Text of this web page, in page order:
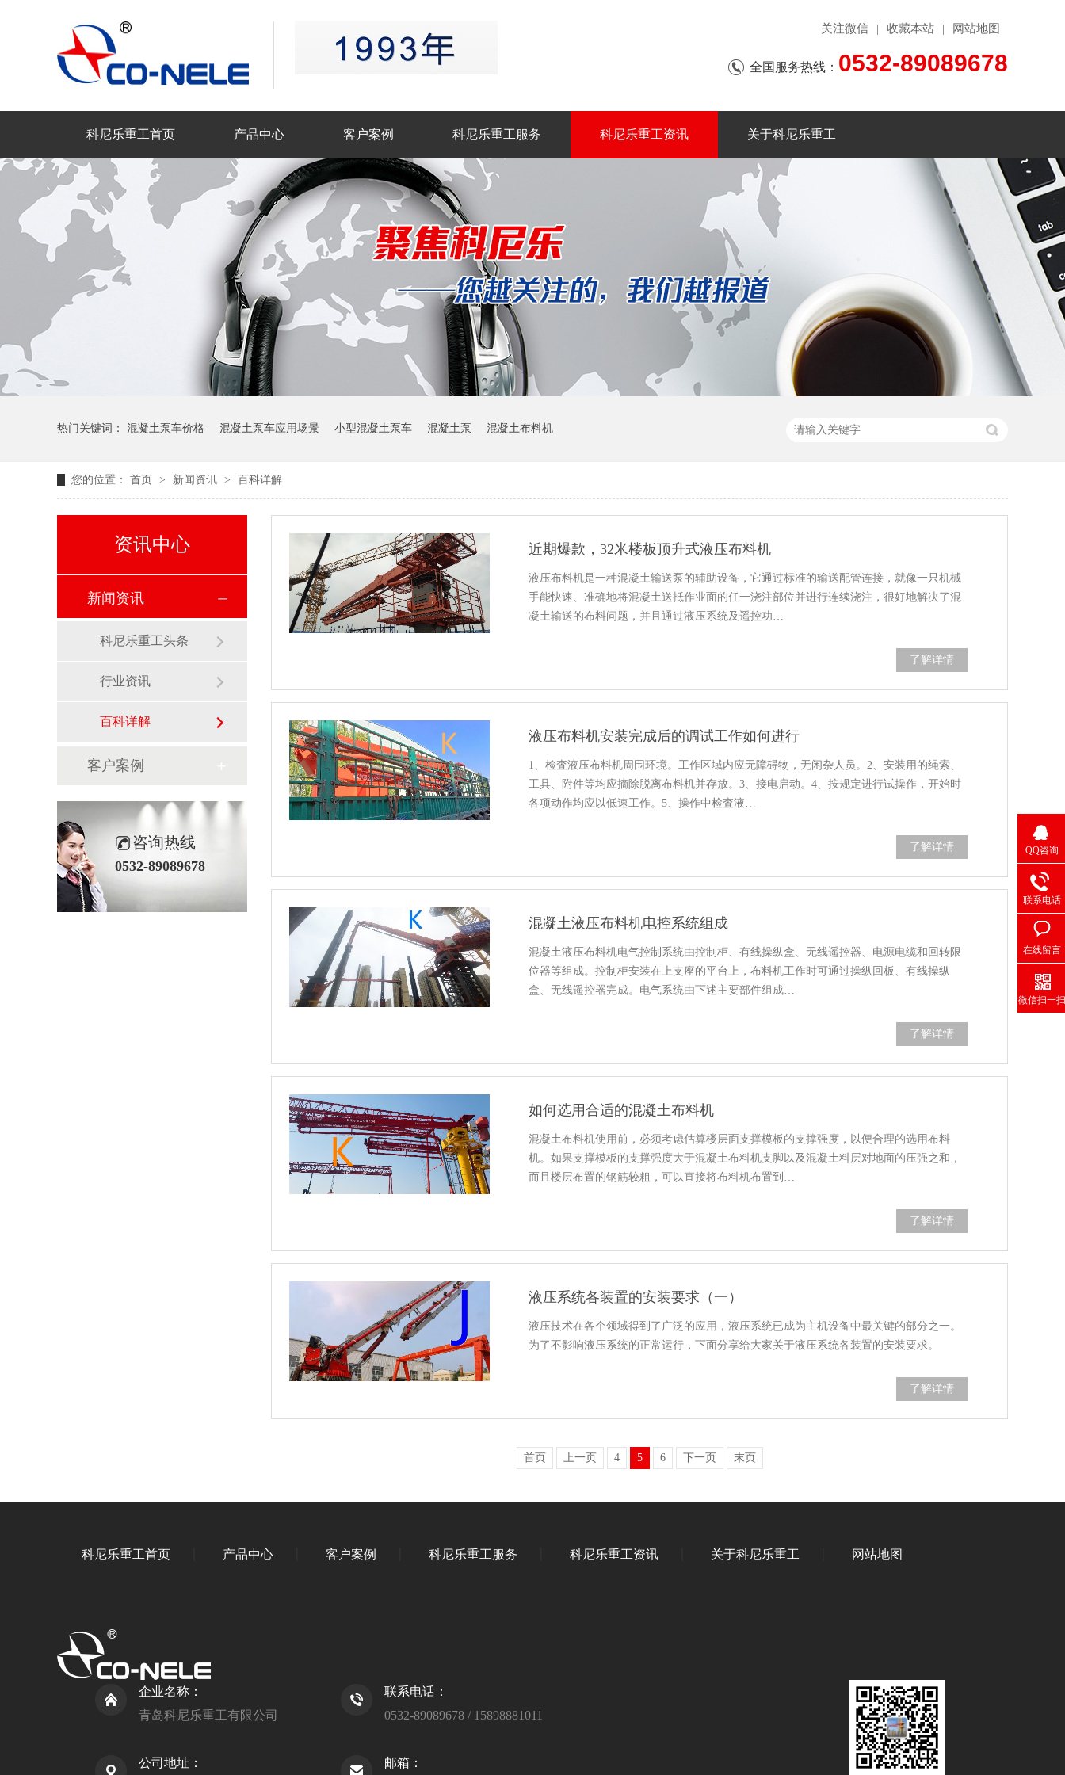
关注微信 收藏本站 网站地图
全国服务热线： 0532-89089678
科尼乐重工首页 产品中心 客户案例 科尼乐重工服务 科尼乐重工资讯 关于科尼乐重工
联系科尼乐重工
热门关键词： 混凝土泵车价格 混凝土泵车应用场景 小型混凝土泵车 混凝土泵 混凝土布料机
您的位置： 首页 > 新闻资讯 > 百科详解
近期爆款，32米楼板顶升式液压布料机
液压布料机是一种混凝土输送泵的辅助设备，它通过标准的输送配管连接，就像一只机械
手能快速、准确地将混凝土送抵作业面的任一浇注部位并进行连续浇注，很好地解决了混
凝土输送的布料问题，并且通过液压系统及遥控功…
了解详情
液压布料机安装完成后的调试工作如何进行
1、检査液压布料机周围环境。工作区域内应无障碍物，无闲杂人员。2、安装用的绳索、
工具、附件等均应摘除脱离布料机并存放。3、接电启动。4、按规定进行试操作，开始时
各项动作均应以低速工作。5、操作中检査液…
了解详情
混凝土液压布料机电控系统组成
混凝土液压布料机电气控制系统由控制柜、有线操纵盒、无线遥控器、电源电缆和回转限
位器等组成。控制柜安装在上支座的平台上，布料机工作时可通过操纵回板、有线操纵
盒、无线遥控器完成。电气系统由下述主要部件组成…
了解详情
如何选用合适的混凝土布料机
混凝土布料机使用前，必须考虑估算楼层面支撑模板的支撑强度，以便合理的选用布料
机。如果支撑模板的支撑强度大于混凝土布料机支脚以及混凝土料层对地面的压强之和，
而且楼层布置的钢筋较粗，可以直接将布料机布置到…
了解详情
液压系统各装置的安装要求（一）
液压技术在各个领域得到了广泛的应用，液压系统已成为主机设备中最关键的部分之一。
为了不影响液压系统的正常运行，下面分享给大家关于液压系统各装置的安装要求。
了解详情
首页 上一页 4 5 6 下一页 末页
资讯中心
新闻资讯
科尼乐重工头条
行业资讯
百科详解
客户案例
咨询热线
0532-89089678
科尼乐重工首页 产品中心 客户案例 科尼乐重工服务 科尼乐重工资讯 关于科尼乐重工 网站地图
企业名称：
青岛科尼乐重工有限公司
联系电话：
0532-89089678 / 15898881011
公司地址： 邮箱：
QQ咨询
联系电话
在线留言
微信扫一扫